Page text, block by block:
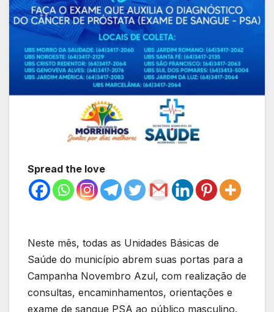
Spread the love
Neste mês, todas as Unidades Básicas de
Saúde do município abrem suas portas para a
Campanha Novembro Azul, com realização de
consultas, encaminhamentos, orientações e
exame de sangue PSA ao público masculino.